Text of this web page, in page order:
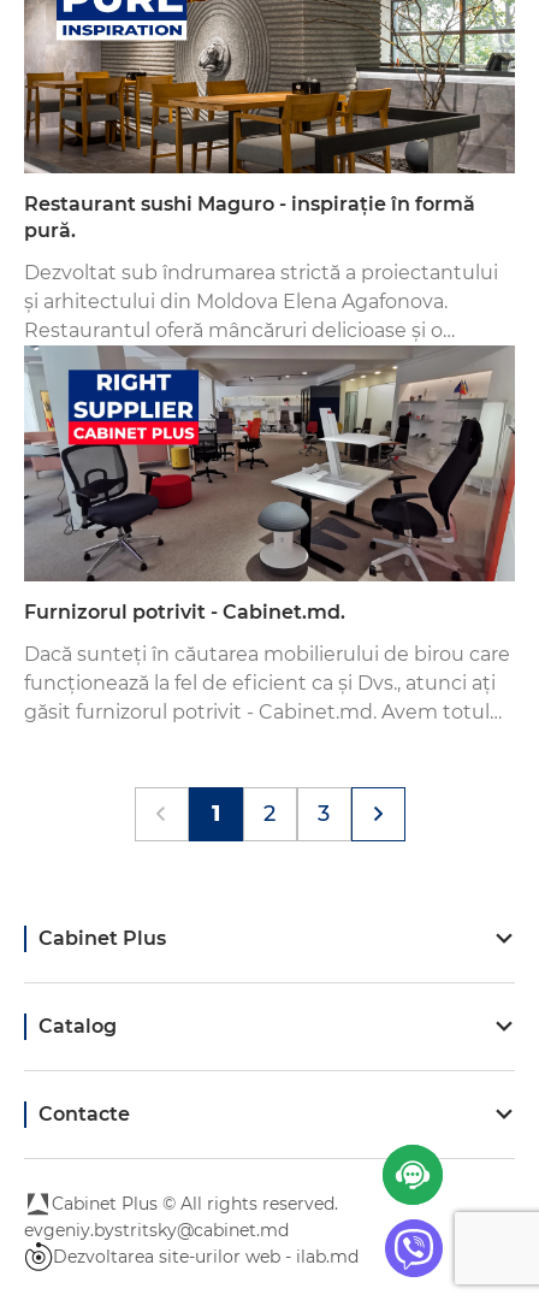
Restaurant sushi Maguro - inspirație în formă
pură.
Dezvoltat sub îndrumarea strictă a proiectantului
și arhitectului din Moldova Elena Agafonova.
Restaurantul oferă mâncăruri delicioase și o
atmosferă plăcută. Interiorul restaurantului este
un factor important în atragerea oaspeților
Furnizorul potrivit - Cabinet.md.
Dacă sunteți în căutarea mobilierului de birou care
funcționează la fel de eficient ca și Dvs., atunci ați
găsit furnizorul potrivit - Cabinet.md. Avem totul
1 2 3
Cabinet Plus
Catalog
Contacte
Cabinet Plus © All rights reserved.
evgeniy.bystritsky@cabinet.md
Dezvoltarea site-urilor web - ilab.md